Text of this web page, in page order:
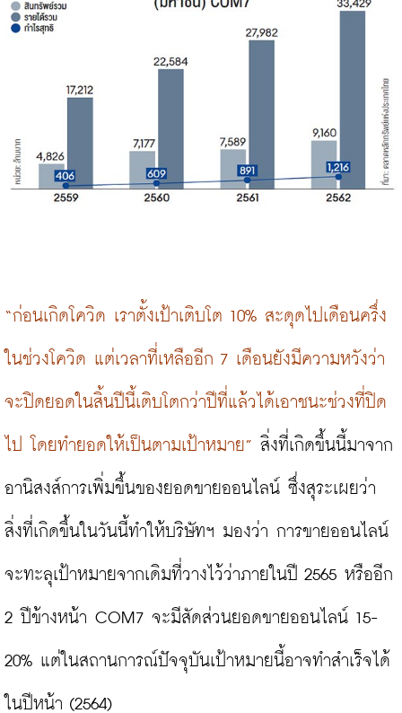
“ก่อนเกิดโควิด เราตั้งเป้าเติบโต 10% สะดุดไปเดือนครึ่ง
ในช่วงโควิด แต่เวลาที่เหลืออีก 7 เดือนยังมีความหวังว่า
จะปิดยอดในสิ้นปีนี้เติบโตกว่าปีที่แล้วได้เอาชนะช่วงที่ปิด
ไป โดยทำยอดให้เป็นตามเป้าหมาย” สิ่งที่เกิดขึ้นนี้มาจาก
อานิสงส์การเพิ่มขึ้นของยอดขายออนไลน์ ซึ่งสุระเผยว่า
สิ่งที่เกิดขึ้นในวันนี้ทำให้บริษัทฯ มองว่า การขายออนไลน์
จะทะลุเป้าหมายจากเดิมที่วางไว้ว่าภายในปี 2565 หรืออีก
2 ปีข้างหน้า COM7 จะมีสัดส่วนยอดขายออนไลน์ 15-
20% แต่ในสถานการณ์ปัจจุบันเป้าหมายนี้อาจทำสำเร็จได้
ในปีหน้า (2564)